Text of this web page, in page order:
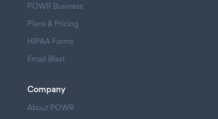
POWR Business
Plans & Pricing
HIPAA Forms
Email Blast
Company
About POWR